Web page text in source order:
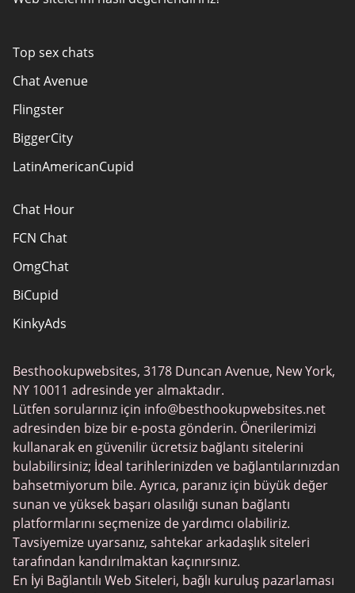
Reklamveren Açıklaması
KULLANIM ŞARTLARI
Site Haritası
Bizimle iletişime geçin
Top sex chats
Chat Avenue
Flingster
BiggerCity
LatinAmericanCupid
Chat Hour
FCN Chat
OmgChat
BiCupid
KinkyAds
Together2Night
MyLOL
Swingtowns
Instabang
Besthookupwebsites, 3178 Duncan Avenue, New York,
NY 10011 adresinde yer almaktadır.
Lütfen sorularınız için info@besthookupwebsites.net
adresinden bize bir e-posta gönderin. Önerilerimizi
kullanarak en güvenilir ücretsiz bağlantı sitelerini
bulabilirsiniz; İdeal tarihlerinizden ve bağlantılarınızdan
bahsetmiyorum bile. Ayrıca, paranız için büyük değer
sunan ve yüksek başarı olasılığı sunan bağlantı
platformlarını seçmenize de yardımcı olabiliriz.
Tavsiyemize uyarsanız, sahtekar arkadaşlık siteleri
tarafından kandırılmaktan kaçınırsınız.
En İyi Bağlantılı Web Siteleri, bağlı kuruluş pazarlaması